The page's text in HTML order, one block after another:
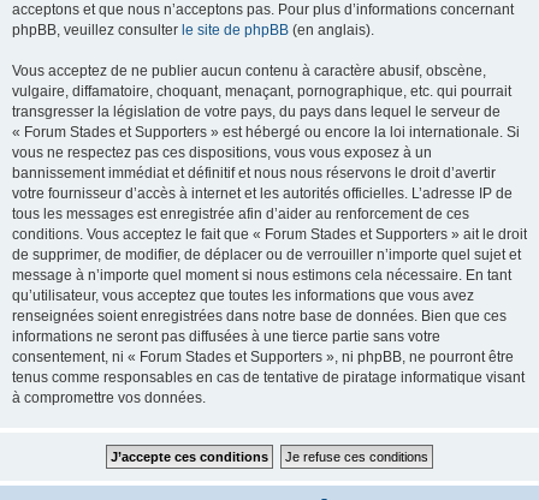
acceptons et que nous n’acceptons pas. Pour plus d’informations concernant
phpBB, veuillez consulter le site de phpBB (en anglais).
Vous acceptez de ne publier aucun contenu à caractère abusif, obscène,
vulgaire, diffamatoire, choquant, menaçant, pornographique, etc. qui pourrait
transgresser la législation de votre pays, du pays dans lequel le serveur de
« Forum Stades et Supporters » est hébergé ou encore la loi internationale. Si
vous ne respectez pas ces dispositions, vous vous exposez à un
bannissement immédiat et définitif et nous nous réservons le droit d’avertir
votre fournisseur d’accès à internet et les autorités officielles. L’adresse IP de
tous les messages est enregistrée afin d’aider au renforcement de ces
conditions. Vous acceptez le fait que « Forum Stades et Supporters » ait le droit
de supprimer, de modifier, de déplacer ou de verrouiller n’importe quel sujet et
message à n’importe quel moment si nous estimons cela nécessaire. En tant
qu’utilisateur, vous acceptez que toutes les informations que vous avez
renseignées soient enregistrées dans notre base de données. Bien que ces
informations ne seront pas diffusées à une tierce partie sans votre
consentement, ni « Forum Stades et Supporters », ni phpBB, ne pourront être
tenus comme responsables en cas de tentative de piratage informatique visant
à compromettre vos données.